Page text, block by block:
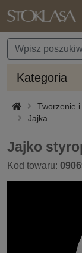
Kategoria
Tworzenie
Jajka
Jajko
Kod towaru: